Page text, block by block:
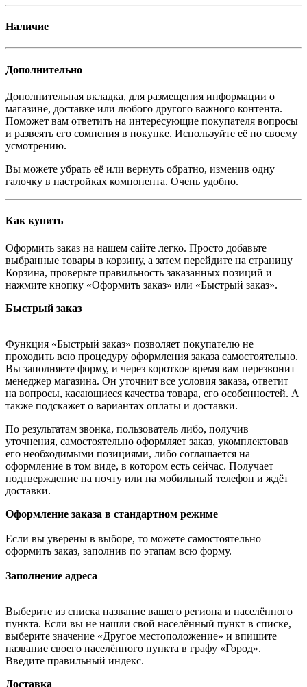
Наличие
Дополнительно
Дополнительная вкладка, для размещения информации о
магазине, доставке или любого другого важного контента.
Поможет вам ответить на интересующие покупателя вопросы
и развеять его сомнения в покупке. Используйте её по своему
усмотрению.
Вы можете убрать её или вернуть обратно, изменив одну
галочку в настройках компонента. Очень удобно.
Как купить
Оформить заказ на нашем сайте легко. Просто добавьте
выбранные товары в корзину, а затем перейдите на страницу
Корзина, проверьте правильность заказанных позиций и
нажмите кнопку «Оформить заказ» или «Быстрый заказ».
Быстрый заказ
Функция «Быстрый заказ» позволяет покупателю не
проходить всю процедуру оформления заказа самостоятельно.
Вы заполняете форму, и через короткое время вам перезвонит
менеджер магазина. Он уточнит все условия заказа, ответит
на вопросы, касающиеся качества товара, его особенностей. А
также подскажет о вариантах оплаты и доставки.
По результатам звонка, пользователь либо, получив
уточнения, самостоятельно оформляет заказ, укомплектовав
его необходимыми позициями, либо соглашается на
оформление в том виде, в котором есть сейчас. Получает
подтверждение на почту или на мобильный телефон и ждёт
доставки.
Оформление заказа в стандартном режиме
Если вы уверены в выборе, то можете самостоятельно
оформить заказ, заполнив по этапам всю форму.
Заполнение адреса
Выберите из списка название вашего региона и населённого
пункта. Если вы не нашли свой населённый пункт в списке,
выберите значение «Другое местоположение» и впишите
название своего населённого пункта в графу «Город».
Введите правильный индекс.
Доставка